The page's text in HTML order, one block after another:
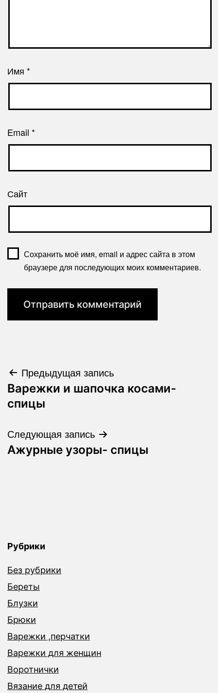
Имя *
Email *
Сайт
Сохранить моё имя, email и адрес сайта в этом
браузере для последующих моих комментариев.
Навигация
по
Предыдущая запись
Варежки и шапочка косами-
спицы
Следующая запись
Ажурные узоры- спицы
Рубрики
Без рубрики
Береты
Блузки
Брюки
Варежки ,перчатки
Варежки для женщин
Воротнички
Вязание для детей